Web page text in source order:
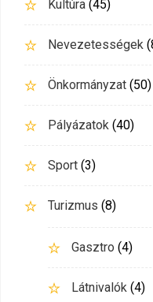
Kultúra (45)
Nevezetességek
Önkormányzat (50)
Pályázatok (40)
Sport (3)
Turizmus (8)
Gasztro (4)
Látnivalók (4)